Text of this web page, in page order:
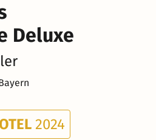
Deluxe
2024